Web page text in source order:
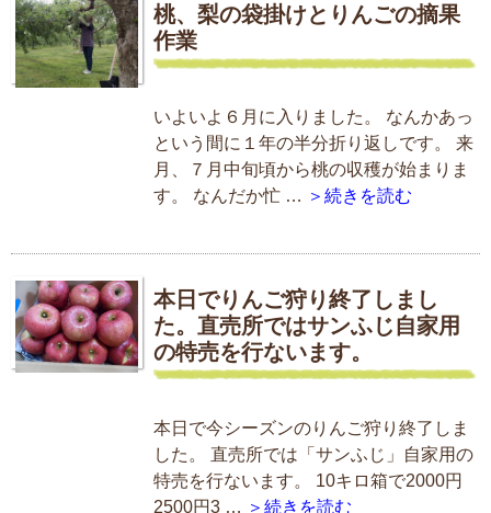
桃、梨の袋掛けとりんごの摘果
作業
いよいよ６月に入りました。 なんかあっ
という間に１年の半分折り返しです。 来
月、７月中旬頃から桃の収穫が始まりま
す。 なんだか忙 … ＞続きを読む
本日でりんご狩り終了しまし
た。直売所ではサンふじ自家用
の特売を行ないます。
本日で今シーズンのりんご狩り終了しま
した。 直売所では「サンふじ」自家用の
特売を行ないます。 10キロ箱で2000円
2500円3 … ＞続きを読む